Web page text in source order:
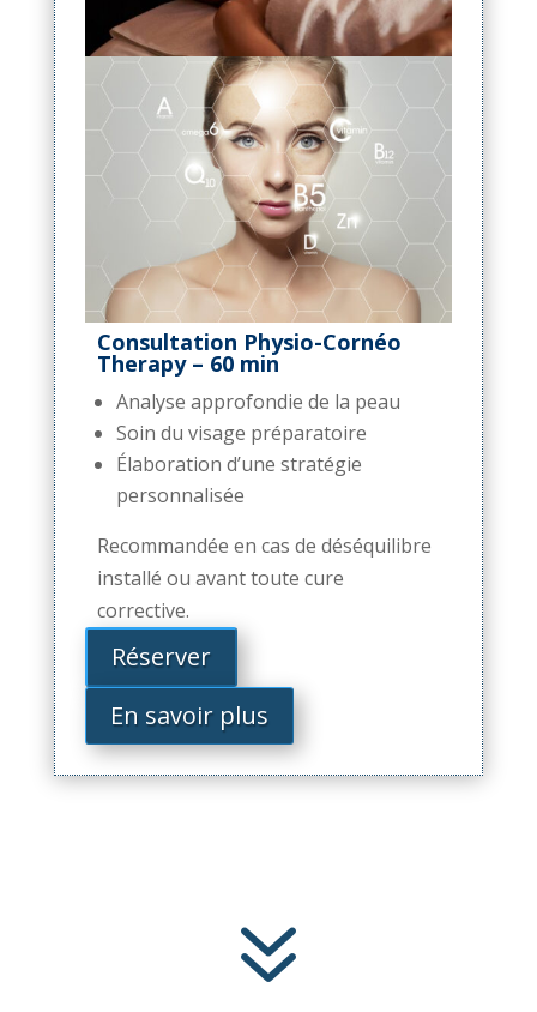
Consultation Physio-Cornéo
Therapy – 60 min
Analyse approfondie de la peau
Soin du visage préparatoire
Élaboration d’une stratégie
personnalisée
Recommandée en cas de déséquilibre
installé ou avant toute cure
corrective.
Réserver
En savoir plus
7